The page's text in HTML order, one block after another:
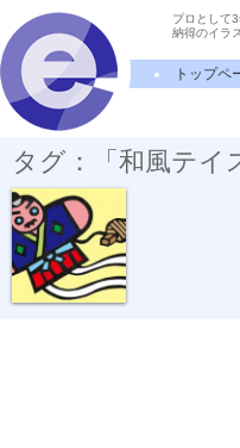
プロとして
納得のイラ
トップペ
タグ：「和風テイ
やっこ凧